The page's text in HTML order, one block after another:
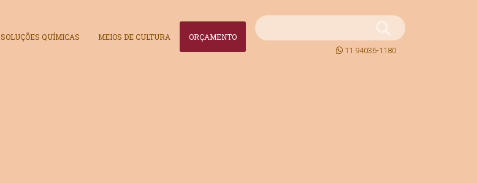
SOLUÇÕES QUÍMICAS MEIOS DE CULTURA ORÇAMENTO
11 94036-1180